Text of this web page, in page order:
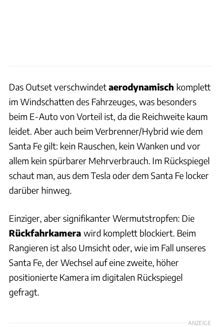
Das Outset verschwindetaerodynamisch komplett
im Windschatten des Fahrzeuges, was besonders
beim E-Auto von Vorteil ist, da die Reichweite kaum
leidet. Aber auch beim Verbrenner/Hybrid wie dem
Santa Fe gilt: kein Rauschen, kein Wanken und vor
allem kein spürbarer Mehrverbrauch. Im Rückspiegel
schaut man, aus dem Tesla oder dem Santa Fe locker
darüber hinweg.
Einziger, aber signifikanter Wermutstropfen: Die
Rückfahrkamera wird komplett blockiert. Beim
Rangieren ist also Umsicht oder, wie im Fall unseres
Santa Fe, der Wechsel auf eine zweite, höher
positionierte Kamera im digitalen Rückspiegel
gefragt.
ANZEIGE